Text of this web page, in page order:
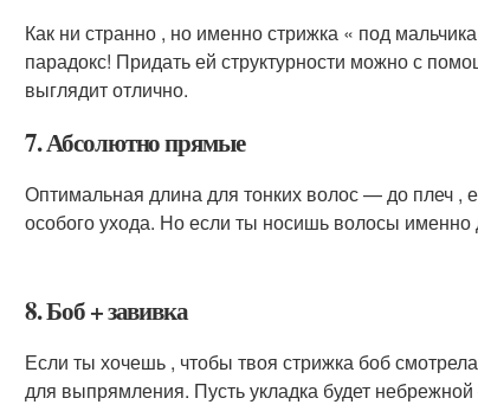
Как ни странно , но именно стрижка « под
парадокс! Придать ей структурности можно с
выглядит отлично.
7. Абсолютно прямые
Оптимальная длина для тонких волос — до плеч
особого ухода. Но если ты носишь волосы
8. Боб + завивка
Если ты хочешь , чтобы твоя стрижка боб
для выпрямления. Пусть укладка будет